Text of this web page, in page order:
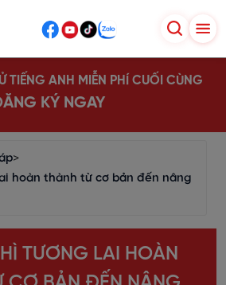
TIẾNG ANH MIỄN PHÍ CUỐI CÙNG
KÝ NGAY
>
hoàn thành từ cơ bản đến nâng
TƯƠNG LAI HOÀN